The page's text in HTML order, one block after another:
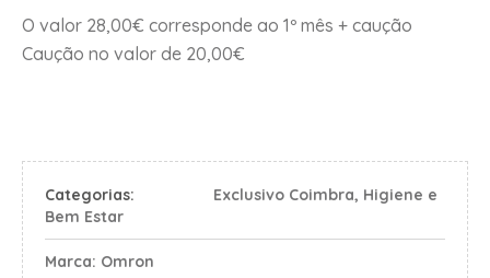
O valor 28,00€ corresponde ao 1º mês + caução
Caução no valor de 20,00€
Categorias: Exclusivo Coimbra, Higiene e
Bem Estar
Marca: Omron